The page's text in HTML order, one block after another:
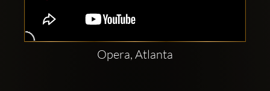
konton
Opera, Atlanta